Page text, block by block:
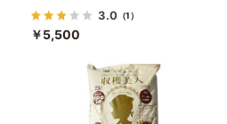
3.0 （1）
￥5,500